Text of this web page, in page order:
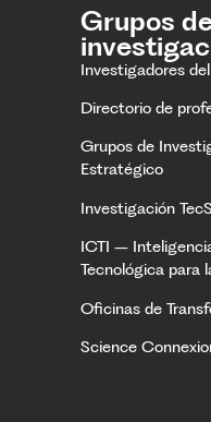
Grupos
Investigadores
Directorio de
Grupos de
Estratégico
Investigación
ICTI –
Tecnológica para
Oficinas de
Science